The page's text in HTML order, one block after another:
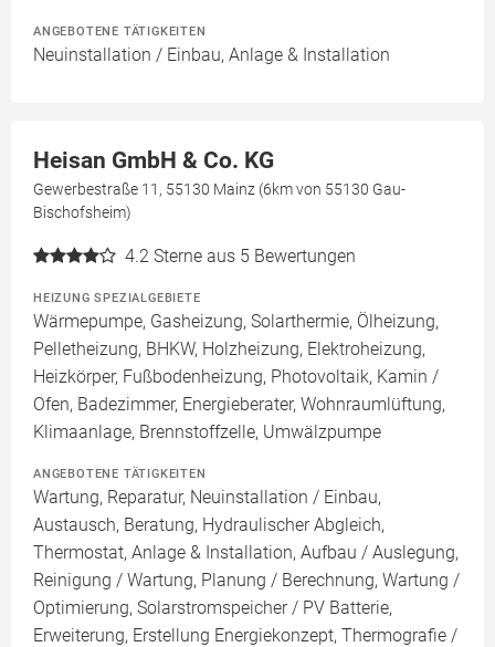
ANGEBOTENE TÄTIGKEITEN
Neuinstallation / Einbau, Anlage & Installation
Heisan GmbH & Co. KG
Gewerbestraße 11, 55130 Mainz (6km von 55130 Gau-
Bischofsheim)
4.2 Sterne aus 5 Bewertungen
HEIZUNG SPEZIALGEBIETE
Wärmepumpe, Gasheizung, Solarthermie, Ölheizung,
Pelletheizung, BHKW, Holzheizung, Elektroheizung,
Heizkörper, Fußbodenheizung, Photovoltaik, Kamin /
Ofen, Badezimmer, Energieberater, Wohnraumlüftung,
Klimaanlage, Brennstoffzelle, Umwälzpumpe
ANGEBOTENE TÄTIGKEITEN
Wartung, Reparatur, Neuinstallation / Einbau,
Austausch, Beratung, Hydraulischer Abgleich,
Thermostat, Anlage & Installation, Aufbau / Auslegung,
Reinigung / Wartung, Planung / Berechnung, Wartung /
Optimierung, Solarstromspeicher / PV Batterie,
Erweiterung, Erstellung Energiekonzept, Thermografie /